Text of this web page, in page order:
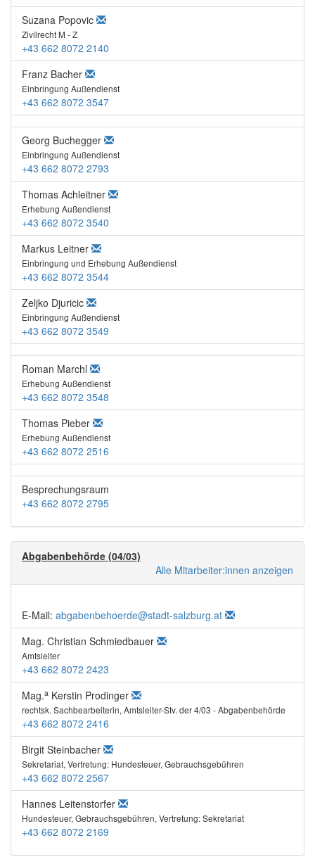
Suzana Popovic
Zivilrecht M - Z
+43 662 8072 2140
Franz Bacher
Einbringung Außendienst
+43 662 8072 3547
Georg Buchegger
Einbringung Außendienst
+43 662 8072 2793
Thomas Achleitner
Erhebung Außendienst
+43 662 8072 3540
Markus Leitner
Einbringung und Erhebung Außendienst
+43 662 8072 3544
Zeljko Djuricic
Einbringung Außendienst
+43 662 8072 3549
Roman Marchl
Erhebung Außendienst
+43 662 8072 3548
Thomas Pieber
Erhebung Außendienst
+43 662 8072 2516
Besprechungsraum
+43 662 8072 2795
Abgabenbehörde (04/03)
Alle Mitarbeiter:innen anzeigen
E-Mail: abgabenbehoerde@stadt-salzburg.at
Mag. Christian Schmiedbauer
Amtsleiter
+43 662 8072 2423
Mag.a Kerstin Prodinger
rechtsk. Sachbearbeiterin, Amtsleiter-Stv. der 4/03 - Abgabenbehörde
+43 662 8072 2416
Birgit Steinbacher
Sekretariat, Vertretung: Hundesteuer, Gebrauchsgebühren
+43 662 8072 2567
Hannes Leitenstorfer
Hundesteuer, Gebrauchsgebühren, Vertretung: Sekretariat
+43 662 8072 2169